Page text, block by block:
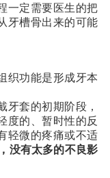
一定需要医生的把
牙槽骨出来的可能
织功能是形成牙本
牙套的初期阶段，
度的、暂时性的反
轻微的疼痛或不适
没有太多的不良影